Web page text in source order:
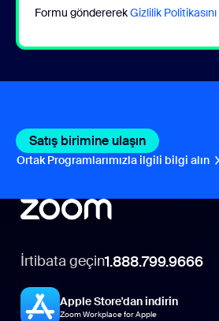
Formu göndererekGizlilik Politikasını
Satış birimine ulaşın
Ortak Programlarımızla ilgili bilgi alın
İrtibata geçin1.888.799.9666
Apple Store'dan indirin
Zoom Workplace for Apple